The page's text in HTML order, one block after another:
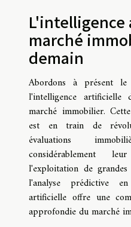
marché
demain
Abordons à présent
l'intelligence artificielle
marché immobilier.
est en train de
évaluations
considérablement
l'exploitation de
l'analyse prédictive
artificielle offre une
approfondie du marché